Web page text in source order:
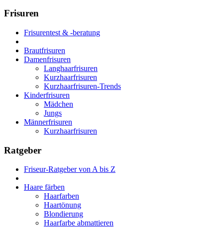
Frisuren
Frisurentest & -beratung
Brautfrisuren
Damenfrisuren
Langhaarfrisuren
Kurzhaarfrisuren
Kurzhaarfrisuren-Trends
Kinderfrisuren
Mädchen
Jungs
Männerfrisuren
Kurzhaarfrisuren
Ratgeber
Friseur-Ratgeber von A bis Z
Haare färben
Haarfarben
Haartönung
Blondierung
Haarfarbe abmattieren